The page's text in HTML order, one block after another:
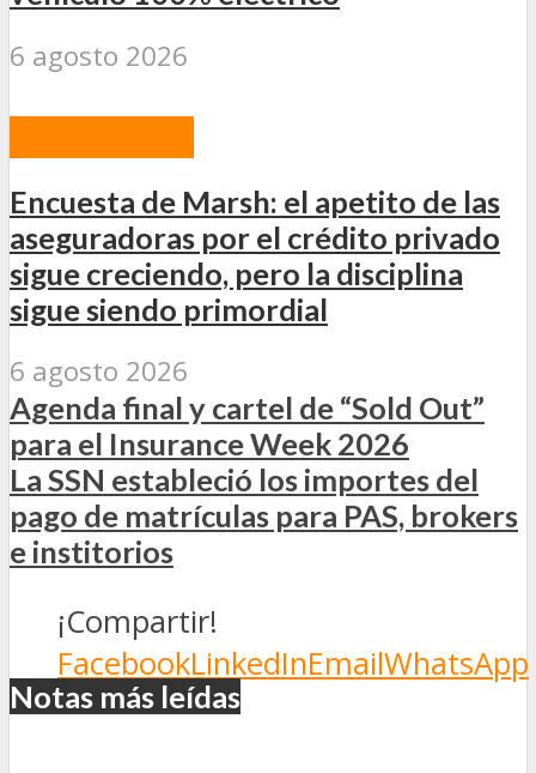
6 agosto 2026
Encuesta de Marsh: el apetito de las
aseguradoras por el crédito privado
sigue creciendo, pero la disciplina
sigue siendo primordial
6 agosto 2026
Agenda final y cartel de “Sold Out”
para el Insurance Week 2026
La SSN estableció los importes del
pago de matrículas para PAS, brokers
e institorios
¡Compartir!
FacebookLinkedInEmailWhatsApp
Notas más leídas